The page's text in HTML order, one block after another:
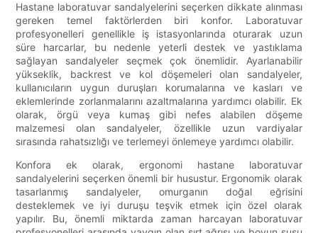
Hastane laboratuvar sandalyelerini seçerken dikkate alınması
gereken temel faktörlerden biri konfor. Laboratuvar
profesyonelleri genellikle iş istasyonlarında oturarak uzun
süre harcarlar, bu nedenle yeterli destek ve yastıklama
sağlayan sandalyeler seçmek çok önemlidir. Ayarlanabilir
yükseklik, backrest ve kol döşemeleri olan sandalyeler,
kullanıcıların uygun duruşları korumalarına ve kasları ve
eklemlerinde zorlanmalarını azaltmalarına yardımcı olabilir. Ek
olarak, örgü veya kumaş gibi nefes alabilen döşeme
malzemesi olan sandalyeler, özellikle uzun vardiyalar
sırasında rahatsızlığı ve terlemeyi önlemeye yardımcı olabilir.
Konfora ek olarak, ergonomi hastane laboratuvar
sandalyelerini seçerken önemli bir husustur. Ergonomik olarak
tasarlanmış sandalyeler, omurganın doğal eğrisini
desteklemek ve iyi duruşu teşvik etmek için özel olarak
yapılır. Bu, önemli miktarda zaman harcayan laboratuvar